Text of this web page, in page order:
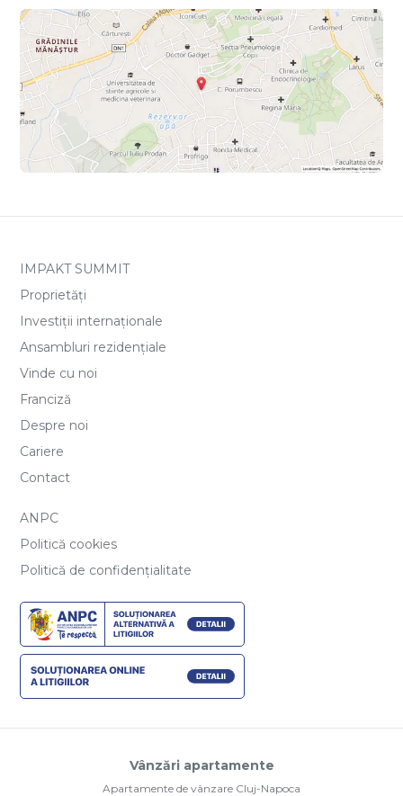
IMPAKT SUMMIT
Proprietăți
Investiții internaționale
Ansambluri rezidențiale
Vinde cu noi
Franciză
Despre noi
Cariere
Contact
ANPC
Politică cookies
Politică de confidențialitate
Vânzări apartamente
Apartamente de vânzare Cluj-Napoca